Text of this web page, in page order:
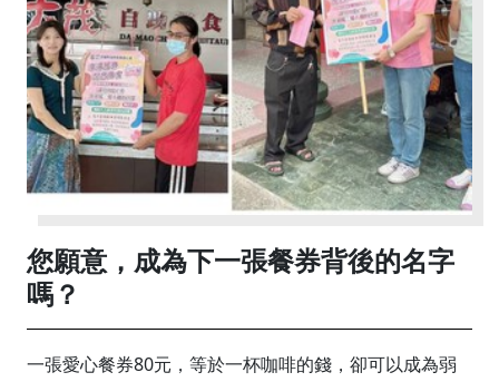
您願意，成為下一張餐券背後的名字
嗎？
一張愛心餐券80元，等於一杯咖啡的錢，卻可以成為弱